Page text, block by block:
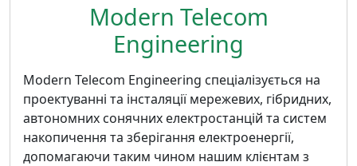
Modern Telecom
Engineering
Modern Telecom Engineering спеціалізується на
проектуванні та інсталяції мережевих, гібридних,
автономних сонячних електростанцій та систем
накопичення та зберігання електроенергії,
допомагаючи таким чином нашим клієнтам з